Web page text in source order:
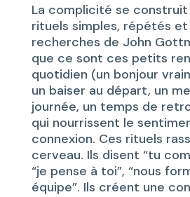
La complicité se construit
rituels simples, répétés et
recherches de John
que ce sont ces petits
quotidien (un bonjour
un baiser au départ, un
journée, un temps de
qui nourrissent le
connexion. Ces rituels
cerveau. Ils disent “tu
“je pense à toi”, “nous
équipe”. Ils créent une